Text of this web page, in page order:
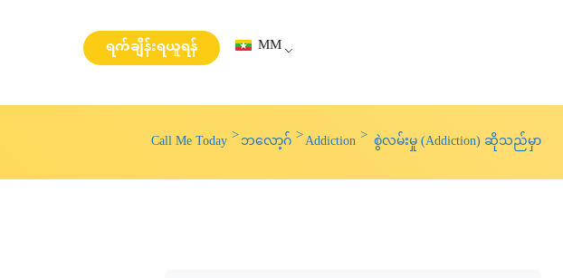
ရက်ချိန်းရယူရန် MM
Call Me Today ဘလော့ဂ် Addiction စွဲလမ်းမှု (Addiction) ဆိုသည်မှာ